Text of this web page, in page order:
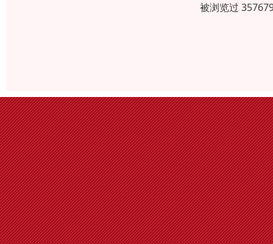
被浏览过